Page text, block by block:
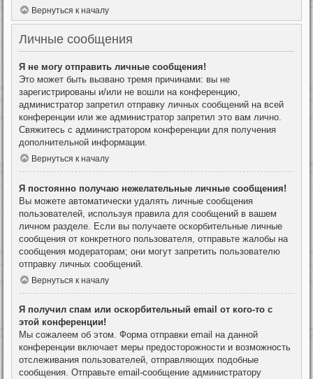
Вернуться к началу
Личные сообщения
Я не могу отправить личные сообщения!
Это может быть вызвано тремя причинами: вы не
зарегистрированы и/или не вошли на конференцию,
администратор запретил отправку личных сообщений на всей
конференции или же администратор запретил это вам лично.
Свяжитесь с администратором конференции для получения
дополнительной информации.
Вернуться к началу
Я постоянно получаю нежелательные личные сообщения!
Вы можете автоматически удалять личные сообщения
пользователей, используя правила для сообщений в вашем
личном разделе. Если вы получаете оскорбительные личные
сообщения от конкретного пользователя, отправьте жалобы на
сообщения модераторам; они могут запретить пользователю
отправку личных сообщений.
Вернуться к началу
Я получил спам или оскорбительный email от кого-то с
этой конференции!
Мы сожалеем об этом. Форма отправки email на данной
конференции включает меры предосторожности и возможность
отслеживания пользователей, отправляющих подобные
сообщения. Отправьте email-сообщение администратору